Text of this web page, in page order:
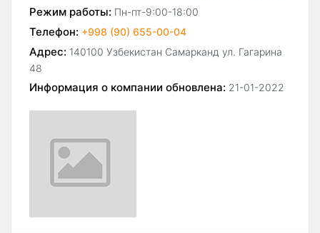
Режим работы: Пн-пт-9:00-18:00
Телефон: +998 (90) 655-00-04
Адрес: 140100 Узбекистан Самарканд ул. Гагарина
48
Информация о компании обновлена: 21-01-2022